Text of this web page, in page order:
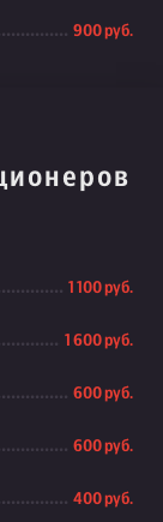
900 руб.
1 100 руб.
1 600 руб.
600 руб.
600 руб.
400 руб.